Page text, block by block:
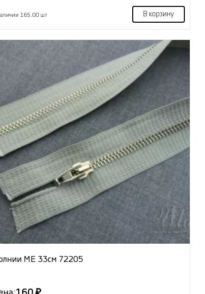
165.00 шт В корзину
МЕ 33см 72205